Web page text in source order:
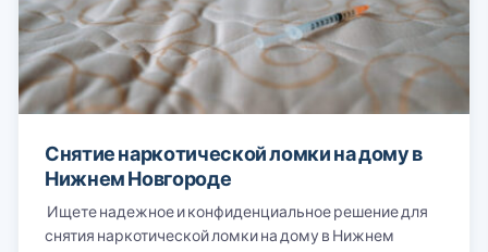
Снятие наркотической ломки на дому в
Нижнем Новгороде
Ищете надежное и конфиденциальное решение для
снятия наркотической ломки на дому в Нижнем